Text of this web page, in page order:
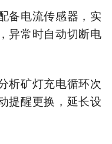
备电流传感器，实
异常时自动切断电
析矿灯充电循环次
提醒更换，延长设